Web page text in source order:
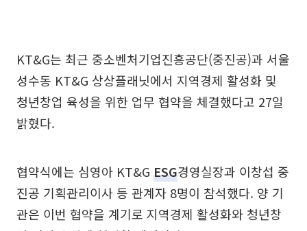
KT&G는 최근 중소벤처기업진흥공단(중진공)과 서울
성수동 KT&G 상상플래닛에서 지역경제 활성화 및
청년창업 육성을 위한 업무 협약을 체결했다고 27일
밝혔다.
협약식에는 심영아 KT&G ESG경영실장과 이창섭 중
진공 기획관리이사 등 관계자 8명이 참석했다. 양 기
관은 이번 협약을 계기로 지역경제 활성화와 청년창